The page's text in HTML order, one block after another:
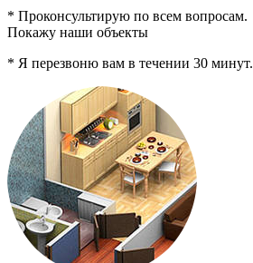
* Проконсультирую по всем вопросам.
Покажу наши объекты
* Я перезвоню вам в течении 30 минут.